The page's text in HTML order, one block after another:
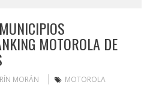
MOTOROLA DE
MORÁN
MOTOROLA